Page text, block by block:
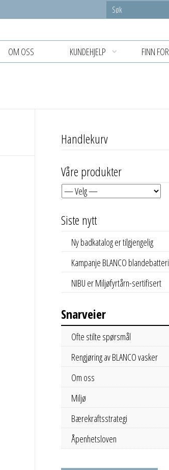
OM OSS KUNDEHJELP FINN
Handlekurv
Våre produkter
Siste nytt
Ny badkatalog er tilgjengelig
Kampanje BLANCO
NIBU er Miljøfyrtårn-sertifisert
Snarveier
Ofte stilte spørsmål
Rengjøring av BLANCO vasker
Om oss
Miljø
Bærekraftsstrategi
Åpenhetsloven